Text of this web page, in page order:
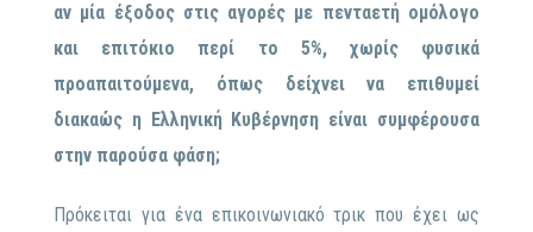
αν μία έξοδος στις αγορές με πενταετή ομόλογο
και επιτόκιο περί το 5%, χωρίς φυσικά
προαπαιτούμενα, όπως δείχνει να επιθυμεί
διακαώς η Ελληνική Κυβέρνηση είναι συμφέρουσα
στην παρούσα φάση;
Πρόκειται για ένα επικοινωνιακό τρικ που έχει ως